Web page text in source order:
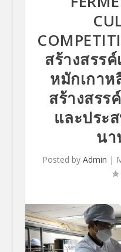
สร้างสรร
หมักเกา
สร้างสรร
และประ
นา
Posted byAdmin |